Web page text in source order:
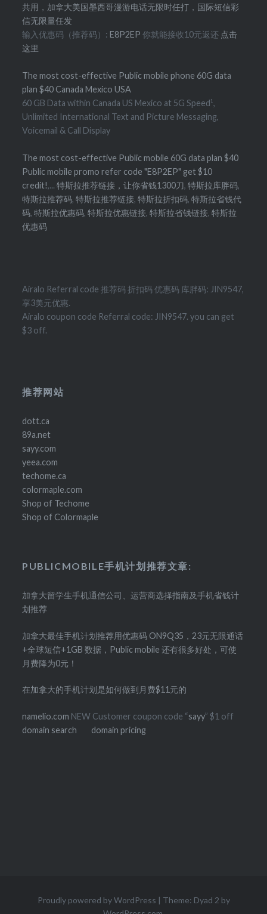
共用，加拿大美国墨西哥漫游电话无限时任打，国际短信彩
信无限量任发
输入优惠码（推荐码）:E8P2EP你就能接收10元返还 点击
这里
The most cost-effective Public mobile phone 60G data
plan $40 Canada Mexico USA
60 GB Data within Canada US Mexico at 5G Speed¹,
Unlimited International Text and Picture Messaging,
Voicemail & Call Display
The most cost-effective Public mobile 60G data plan $40
Public mobile promo refer code "E8P2EP" get $10
credit!,...特斯拉推荐链接，让你省钱1300刀,特斯拉库胖码,
特斯拉推荐码,特斯拉推荐链接,特斯拉折扣码,特斯拉省钱代
码,特斯拉优惠码,特斯拉优惠链接, 特斯拉省钱链接,特斯拉
优惠码
Airalo Referral code 推荐码 折扣码 优惠码 库胖码: JIN9547,
享3美元优惠.
Airalo coupon code Referral code: JIN9547. you can get
$3 off.
推荐网站
dott.ca
89a.net
sayy.com
yeea.com
techome.ca
colormaple.com
Shop of Techome
Shop of Colormaple
PUBLICMOBILE手机计划推荐文章:
加拿大留学生手机通信公司、运营商选择指南及手机省钱计
划推荐
加拿大最佳手机计划推荐用优惠码 ON9Q35，23元无限通话
+全球短信+1GB 数据，Public mobile 还有很多好处，可使
月费降为0元！
在加拿大的手机计划是如何做到月费$11元的
namelio.com NEW Customer coupon code “sayy” $1 off
domain search
domain pricing
Proudly powered by WordPress | Theme: Dyad 2 by